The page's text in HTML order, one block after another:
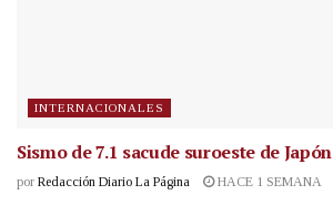
INTERNACIONALES
Sismo de 7.1 sacude suroeste de Japón
por Redacción Diario La Página HACE 1 SEMANA